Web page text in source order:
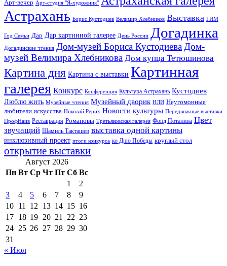
Арт-вечер Арт-студия "Я-художник"
Астрахань Борис Кустодиев Велимир Хлебников Выставка ГИМ
Год Семьи Дар Дар картинной галерее День России Догадинка
Догадинские чтения Дом-музей Бориса Кустодиева Дом-
музей Велимира Хлебникова Дом купца Тетюшинова
Картина дня Картина с выставки Картинная
галерея Конкурс Конференция Культура Астрахань Кустодиев
Люблю жить Музейные чтения Музейный дворик НЛИ Неугомонные
любители искусства Николай Рерих Новости культуры Передвижные выставки
ПрофНаив Реставрация Романовы Третьяковская галерея Фонд Потанина Цвет
звучащий Шамиль Такташев выставка одной картины
инклюзивный проект итоги конкурса ко Дню Победы круглый стол
открытие выставки
Август 2026
Пн Вт Ср Чт Пт Сб Вс
1
2
3
4 5 6 7 8
9
10 11 12 13 14 15 16
17 18 19 20 21 22 23
24 25 26 27 28 29 30
31
« Июл